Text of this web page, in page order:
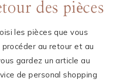
des pièces
les pièces que vous
au retour et au
gardez un article au
de personal shopping